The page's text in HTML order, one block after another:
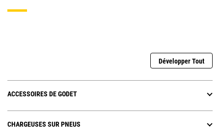
Développer Tout
ACCESSOIRES DE GODET
CHARGEUSES SUR PNEUS